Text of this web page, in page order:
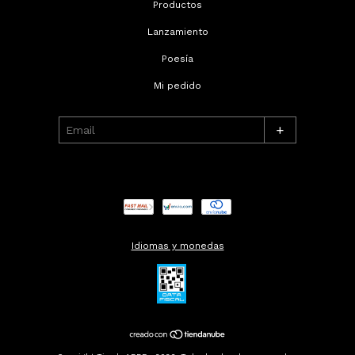
Productos
Lanzamiento
Poesía
Mi pedido
+
Idiomas y monedas